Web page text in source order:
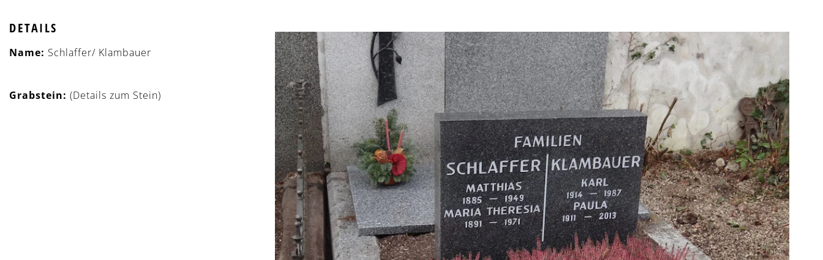
DETAILS
Name: Schlaffer/ Klambauer
Grabstein: (Details zum Stein)